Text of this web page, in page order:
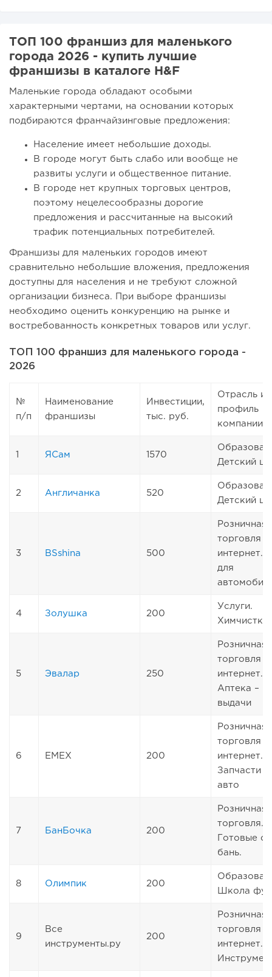
ТОП 100 франшиз для маленького
города 2026 - купить лучшие
франшизы в каталоге H&F
Маленькие города обладают особыми
характерными чертами, на основании которых
подбираются франчайзинговые предложения:
Население имеет небольшие доходы.
В городе могут быть слабо или вообще не
развиты услуги и общественное питание.
В городе нет крупных торговых центров,
поэтому нецелесообразны дорогие
предложения и рассчитанные на высокий
трафик потенциальных потребителей.
Франшизы для маленьких городов имеют
сравнительно небольшие вложения, предложения
доступны для населения и не требуют сложной
организации бизнеса. При выборе франшизы
необходимо оценить конкуренцию на рынке и
востребованность конкретных товаров или услуг.
ТОП 100 франшиз для маленького города -
2026
№
п/п
Наименование
франшизы
Инвестиции,
тыс. руб.
Отрасль и
профиль
компании
1 ЯСам 1570
Детский
2 Англичанка 520
Детский
3 BSshina 500
Розничная
торговля
интернет.
для
4 Золушка 200
Услуги.
Химчистка
5 Эвалар 250
Розничная
торговля
интернет.
Аптека –
выдачи
6 EMEX 200
Розничная
торговля
интернет.
Запчасти
авто
7 БанБочка 200
Розничная
торговля.
Готовые
бань.
8 Олимпик 200
Школа
9
Все
инструменты.ру
200
Розничная
торговля
интернет.